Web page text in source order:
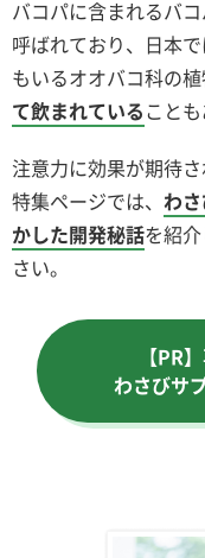
バコパに含まれるバ
呼ばれており、日本
もいるオオバコ科の植
て飲まれていることも
注意力に効果が期待
特集ページでは、 わ
かした開発秘話を紹
さい。
【PR
わさびサ